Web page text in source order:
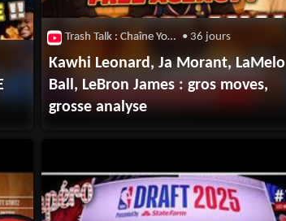
Trash Talk : Chaîne Youtube • 36 jours
Kawhi Leonard, Ja Morant, LaMelo
Ball, LeBron James : gros moves,
grosse analyse